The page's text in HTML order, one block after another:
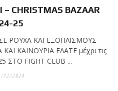
– CHRISTMAS BAZAAR
25
ΡΟΥΧΑ ΚΑΙ ΕΞΟΠΛΙΣΜΟΥΣ
ΚΑΙΝΟΥΡΙΑ ΕΛΑΤΕ μέχρι τις
ΣΤΟ FIGHT CLUB ...
12/2024